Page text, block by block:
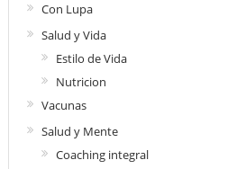
Con Lupa
Salud y Vida
Estilo de Vida
Nutricion
Vacunas
Salud y Mente
Coaching integral